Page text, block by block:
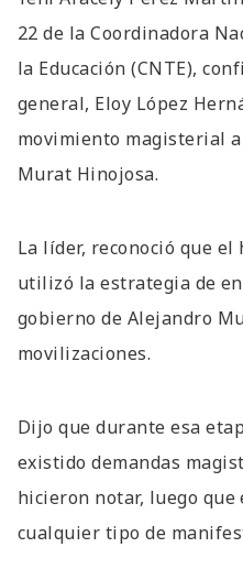
22 de la Coordinadora
la Educación (CNTE),
general, Eloy López
movimiento magisterial
Murat Hinojosa.
La líder, reconoció que
utilizó la estrategia de
gobierno de Alejandro
movilizaciones.
Dijo que durante esa
existido demandas
hicieron notar, luego
cualquier tipo de